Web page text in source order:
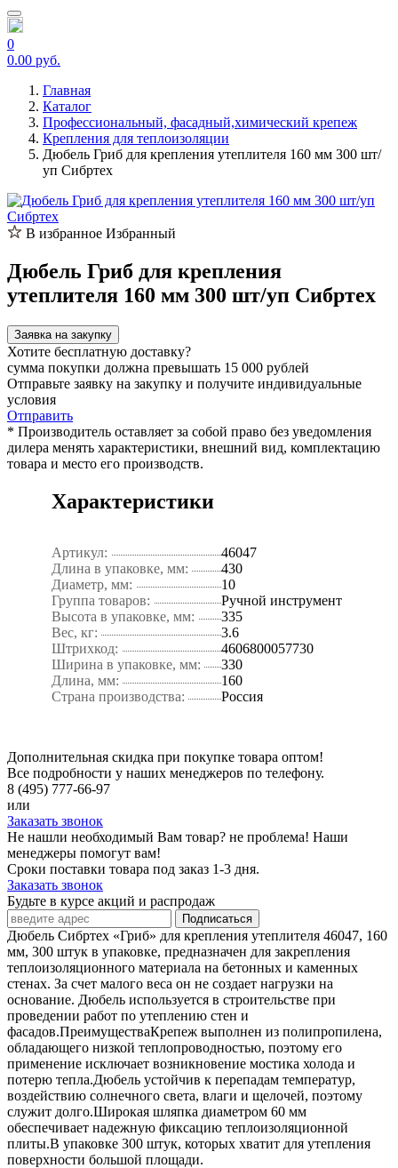
0
0.00 руб.
Главная
Каталог
Профессиональный, фасадный,химический крепеж
Крепления для теплоизоляции
Дюбель Гриб для крепления утеплителя 160 мм 300 шт/
уп Сибртех
В избранное Избранный
Дюбель Гриб для крепления
утеплителя 160 мм 300 шт/уп Сибртех
Заявка на закупку
Хотите бесплатную доставку?
сумма покупки должна превышать 15 000 рублей
Отправьте заявку на закупку и получите индивидуальные
условия
Отправить
* Производитель оставляет за собой право без уведомления
дилера менять характеристики, внешний вид, комплектацию
товара и место его производств.
Характеристики
Артикул:
46047
Длина в упаковке, мм:
430
Диаметр, мм:
10
Группа товаров:
Ручной инструмент
Высота в упаковке, мм:
335
Вес, кг:
3.6
Штрихкод:
4606800057730
Ширина в упаковке, мм:
330
Длина, мм:
160
Страна производства:
Россия
Дополнительная скидка при покупке товара оптом!
Все подробности у наших менеджеров по телефону.
8 (495) 777-66-97
или
Заказать звонок
Не нашли необходимый Вам товар? не проблема! Наши
менеджеры помогут вам!
Сроки поставки товара под заказ 1-3 дня.
Заказать звонок
Будьте в курсе акций и распродаж
Подписаться
Дюбель Сибртех «Гриб» для крепления утеплителя 46047, 160
мм, 300 штук в упаковке, предназначен для закрепления
теплоизоляционного материала на бетонных и каменных
стенах. За счет малого веса он не создает нагрузки на
основание. Дюбель используется в строительстве при
проведении работ по утеплению стен и
фасадов.ПреимуществаКрепеж выполнен из полипропилена,
обладающего низкой теплопроводностью, поэтому его
применение исключает возникновение мостика холода и
потерю тепла.Дюбель устойчив к перепадам температур,
воздействию солнечного света, влаги и щелочей, поэтому
служит долго.Широкая шляпка диаметром 60 мм
обеспечивает надежную фиксацию теплоизоляционной
плиты.В упаковке 300 штук, которых хватит для утепления
поверхности большой площади.